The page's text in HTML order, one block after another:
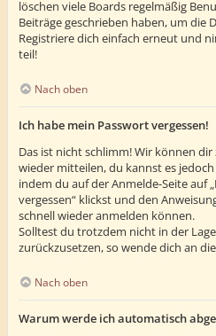
löschen viele Boards regelmäßig
Beiträge geschrieben haben, um die
Registriere dich einfach erneut und
teil!
Nach oben
Ich habe mein Passwort vergessen!
Das ist nicht schlimm! Wir können
wieder mitteilen, du kannst es
indem du auf der Anmelde-Seite auf
vergessen“ klickst und den
schnell wieder anmelden können.
Solltest du trotzdem nicht in der
zurückzusetzen, so wende dich an
Nach oben
Warum werde ich automatisch